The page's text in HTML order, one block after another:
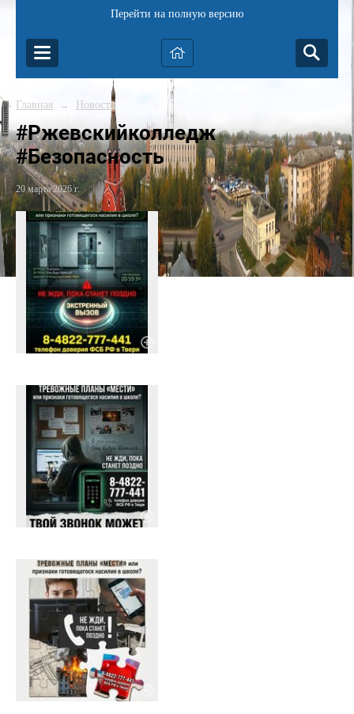
Перейти на полную версию
Главная → Новости
#Ржевскийколледж
#Безопасность
20 марта 2026 г.